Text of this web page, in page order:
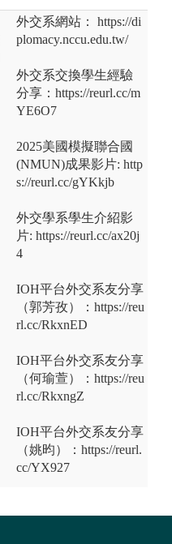
外交系網站： https://di
plomacy.nccu.edu.tw/
外交系交換學生經驗
分享：https://reurl.cc/m
YE6O7
2025美國模擬聯合國
(NMUN)成果影片: http
s://reurl.cc/gYKkjb
外交學系學生介紹影
片: https://reurl.cc/ax20j
4
IOH平台外交系友分享
（郭芳孜）：https://reu
rl.cc/RkxnED
IOH平台外交系友分享
（何瑜萱）：https://reu
rl.cc/RkxngZ
IOH平台外交系友分享
（姚昀）：https://reurl.
cc/YX927